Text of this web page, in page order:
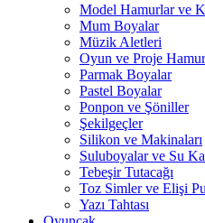
Model Hamurlar ve
Mum Boyalar
Müzik Aletleri
Oyun ve Proje
Parmak Boyalar
Pastel Boyalar
Ponpon ve Şöniller
Şekilgeçler
Silikon ve Makinaları
Suluboyalar ve Su
Tebeşir Tutacağı
Toz Simler ve Elişi
Yazı Tahtası